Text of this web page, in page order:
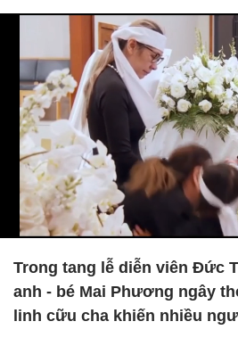
Trong tang lễ diễn viên Đức
anh - bé Mai Phương ngây
linh cữu cha khiến nhiều